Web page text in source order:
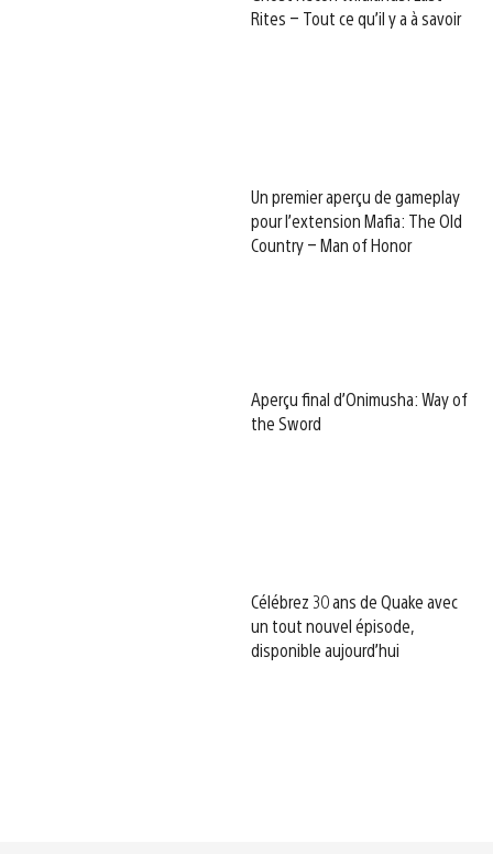
Rites – Tout ce qu’il y a à savoir
Un premier aperçu de gameplay
pour l’extension Mafia: The Old
Country – Man of Honor
Aperçu final d’Onimusha: Way of
the Sword
Célébrez 30 ans de Quake avec
un tout nouvel épisode,
disponible aujourd’hui